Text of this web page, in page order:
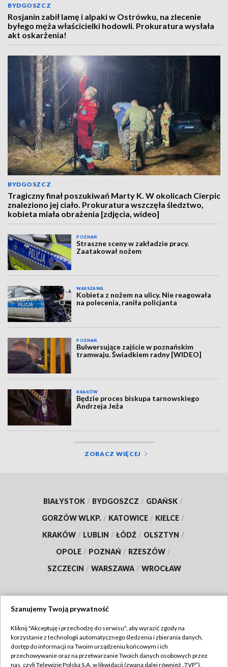
BYDGOSZCZ
Rosjanin zabił lamę i alpaki w Ostrówku, na zlecenie
byłego męża właścicielki hodowli. Prokuratura wysłała
akt oskarżenia!
BYDGOSZCZ
Tragiczny finał poszukiwań Marty K. W okolicach Cierpic
znaleziono jej ciało. Prokuratura wszczęła śledztwo,
kobieta miała obrażenia [zdjęcia, wideo]
POZNAŃ
Straszne sceny w zakładzie pracy.
Zaatakował nożem
WARSZAWA
Kobieta z nożem na ulicy. Nie reagowała
na polecenia, raniła policjanta
POZNAŃ
Bulwersujące zajście w poznańskim
tramwaju. Świadkiem radny [WIDEO]
KRAKÓW
Będzie proces biskupa tarnowskiego
Andrzeja Jeża
ZOBACZ WIĘCEJ
BIAŁYSTOK / BYDGOSZCZ / GDAŃSK /
GORZÓW WLKP. / KATOWICE / KIELCE /
KRAKÓW / LUBLIN / ŁÓDŹ / OLSZTYN /
OPOLE / POZNAŃ / RZESZÓW /
SZCZECIN / WARSZAWA / WROCŁAW
TVP
Abonament TVP
Regulamin TVP
Szanujemy Twoją prywatność
Kliknij "Akceptuję i przechodzę do serwisu", aby wyrazić zgody na
korzystanie z technologii automatycznego śledzenia i zbierania danych,
dostęp do informacji na Twoim urządzeniu końcowym i ich
przechowywanie oraz na przetwarzanie Twoich danych osobowych przez
nas, czyli Telewizję Polską S.A. w likwidacji (zwaną dalej również „TVP”),